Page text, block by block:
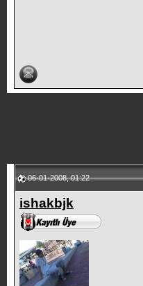
06-01-2008, 01:22
ishakbjk